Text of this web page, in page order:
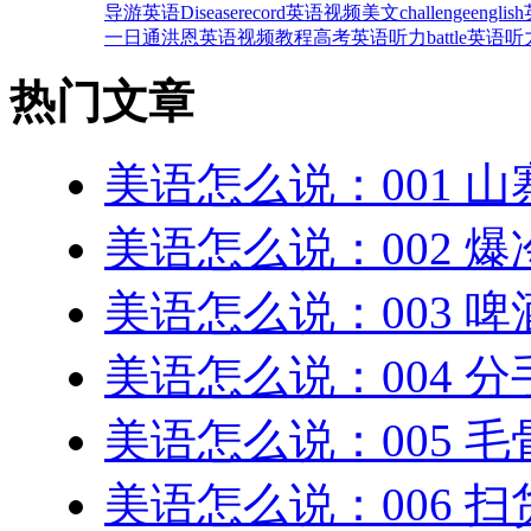
导游英语Diseaserecord英语视频美文challengeenglish
一日通洪恩英语视频教程高考英语听力battle英语听
热门文章
美语怎么说：001 山
美语怎么说：002 爆
美语怎么说：003 啤
美语怎么说：004 分
美语怎么说：005 毛
美语怎么说：006 扫